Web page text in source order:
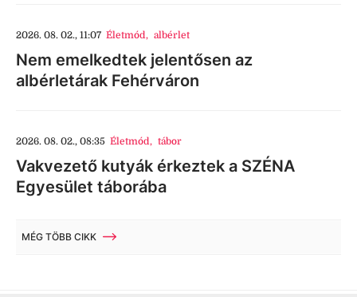
2026. 08. 02., 11:07 Életmód, albérlet
Nem emelkedtek jelentősen az
albérletárak Fehérváron
2026. 08. 02., 08:35 Életmód, tábor
Vakvezető kutyák érkeztek a SZÉNA
Egyesület táborába
MÉG TÖBB CIKK